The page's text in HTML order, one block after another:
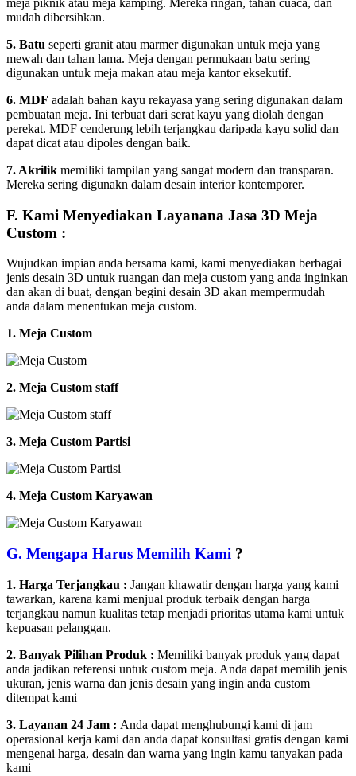
mudah dibersihkan.
5. Batu seperti granit atau marmer digunakan untuk meja yang
mewah dan tahan lama. Meja dengan permukaan batu sering
digunakan untuk meja makan atau meja kantor eksekutif.
6. MDF adalah bahan kayu rekayasa yang sering digunakan dalam
pembuatan meja. Ini terbuat dari serat kayu yang diolah dengan
perekat. MDF cenderung lebih terjangkau daripada kayu solid dan
dapat dicat atau dipoles dengan baik.
7. Akrilik memiliki tampilan yang sangat modern dan transparan.
Mereka sering digunakn dalam desain interior kontemporer.
F. Kami Menyediakan Layanana Jasa 3D Meja
Custom :
Wujudkan impian anda bersama kami, kami menyediakan berbagai
jenis desain 3D untuk ruangan dan meja custom yang anda inginkan
dan akan di buat, dengan begini desain 3D akan mempermudah
anda dalam menentukan meja custom.
1. Meja Custom
2. Meja Custom staff
3. Meja Custom Partisi
4. Meja Custom Karyawan
G. Mengapa Harus Memilih Kami ?
1. Harga Terjangkau : Jangan khawatir dengan harga yang kami
tawarkan, karena kami menjual produk terbaik dengan harga
terjangkau namun kualitas tetap menjadi prioritas utama kami untuk
kepuasan pelanggan.
2. Banyak Pilihan Produk : Memiliki banyak produk yang dapat
anda jadikan referensi untuk custom meja. Anda dapat memilih jenis
ukuran, jenis warna dan jenis desain yang ingin anda custom
ditempat kami
3. Layanan 24 Jam : Anda dapat menghubungi kami di jam
operasional kerja kami dan anda dapat konsultasi gratis dengan kami
mengenai harga, desain dan warna yang ingin kamu tanyakan pada
kami